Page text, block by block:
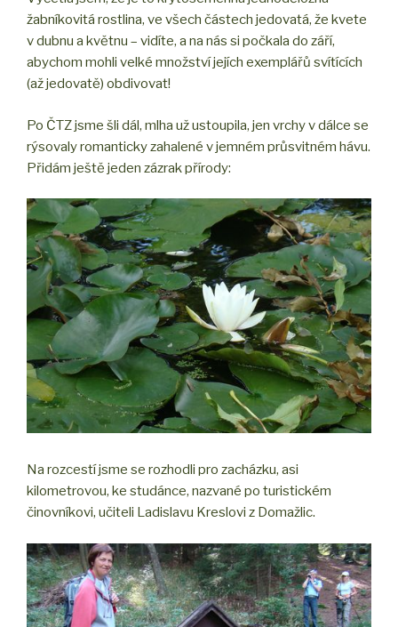
žabníkovitá rostlina, ve všech částech jedovatá, že kvete
v dubnu a květnu – vidíte, a na nás si počkala do září,
abychom mohli velké množství jejích exemplářů svítících
(až jedovatě) obdivovat!
Po ČTZ jsme šli dál, mlha už ustoupila, jen vrchy v dálce se
rýsovaly romanticky zahalené v jemném průsvitném hávu.
Přidám ještě jeden zázrak přírody:
Na rozcestí jsme se rozhodli pro zacházku, asi
kilometrovou, ke studánce, nazvané po turistickém
činovníkovi, učiteli Ladislavu Kreslovi z Domažlic.